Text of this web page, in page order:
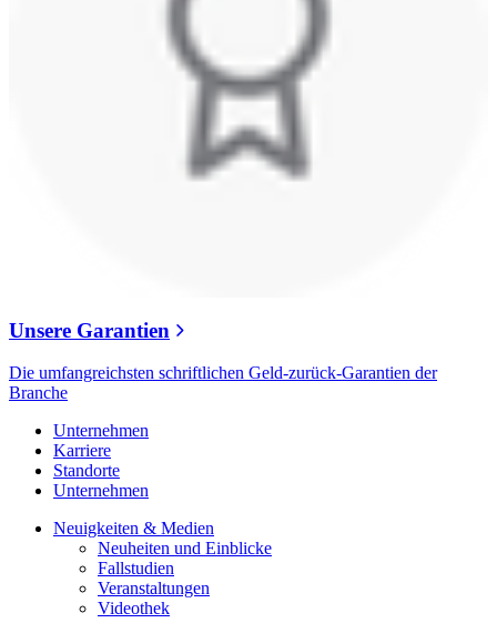
Unsere Garantien
Die umfangreichsten schriftlichen Geld-zurück-Garantien der
Branche
Unternehmen
Karriere
Standorte
Unternehmen
Neuigkeiten & Medien
Neuheiten und Einblicke
Fallstudien
Veranstaltungen
Videothek